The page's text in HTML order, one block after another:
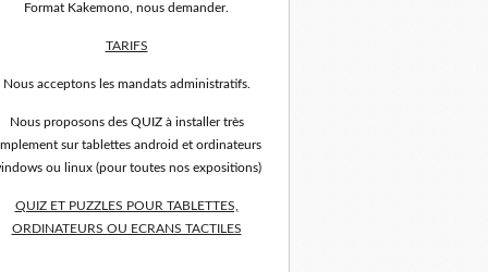
Format Kakemono, nous demander.
TARIFS
Nous acceptons les mandats administratifs.
Nous proposons des QUIZ à installer très
sur tablettes android et ordinateurs
ou linux (pour toutes nos expositions)
QUIZ ET PUZZLES POUR TABLETTES,
ORDINATEURS OU ECRANS TACTILES